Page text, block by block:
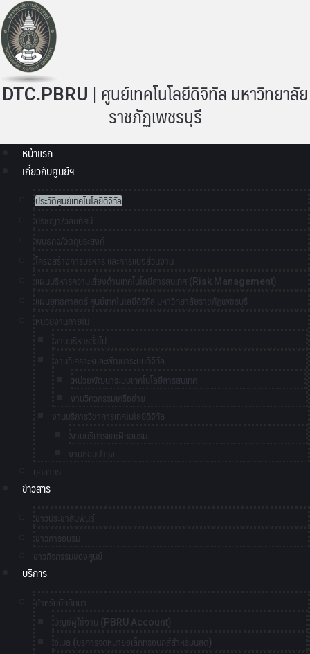
DTC.PBRU | ศูนย์เทคโนโลยีดิจิทัล มหาวิทยาลัย
ราชภัฏเพชรบุรี
หน้าแรก
เกี่ยวกับศูนย์ฯ
ประวัติศูนย์เทคโนโลยีดิจิทัล
ปรัชญา/วิสัยทัศน์
พันธกิจ/วัตถุประสงค์
โครงสร้างการบริหาร และการแบ่งส่วนงาน
แผนบริหารความเสี่ยงด้านเทคโนโลยีสารสนเทศ (Risk Management)
แผนยุทธศาสตร์ ศูนย์เทคโนโลยีดิจิทัล มหาวิทยาลัยราชภัฏเพชรบุรี
หน่วยงานภายใน
งานบริหารทั่วไป
งานวิเคราะห์และพัฒนาระบบดิจิทัล
หน่วยพัฒนาระบบเทคโนโลยีสารสนเทศ
งานวิศวกรรมเครือข่าย
งานบริการวิชาการเทคโนโลยีดิจิทัล
งานบริการและฝึกอบรม
งานซ่อมบำรุง
บุคลากร
ข่าวสาร
ข่าวประชาสัมพันธ์
ข่าวการอบรม
ข่าวกิจกรรมของศูนย์
บริการ
สำหรับนักศึกษา
บัญชีผู้ใช้งาน (PBRU Account)
อีเมล (บริการจดหมายอิเล็กทรอนิกส์สำหรับนิสิต)